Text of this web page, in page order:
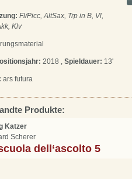
Fl/Picc, AltSax, Trp in B, Vl,
Klv
2018 , Spieldauer: 13'
ars futura
Produkte:
Katzer
Scherer
dell‘ascolto 5